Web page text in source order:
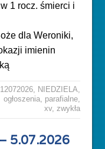
1 rocz. śmierci i
dla Weroniki,
imienin
12072026, NIEDZIELA,
ogłoszenia, parafialne,
xv, zwykła
5.07.2026